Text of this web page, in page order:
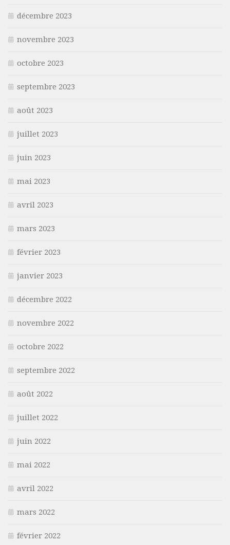
décembre 2023
novembre 2023
octobre 2023
septembre 2023
août 2023
juillet 2023
juin 2023
mai 2023
avril 2023
mars 2023
février 2023
janvier 2023
décembre 2022
novembre 2022
octobre 2022
septembre 2022
août 2022
juillet 2022
juin 2022
mai 2022
avril 2022
mars 2022
février 2022